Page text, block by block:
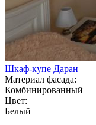
Шкаф-купе Даран
Материал фасада:
Комбинированный
Цвет:
Белый